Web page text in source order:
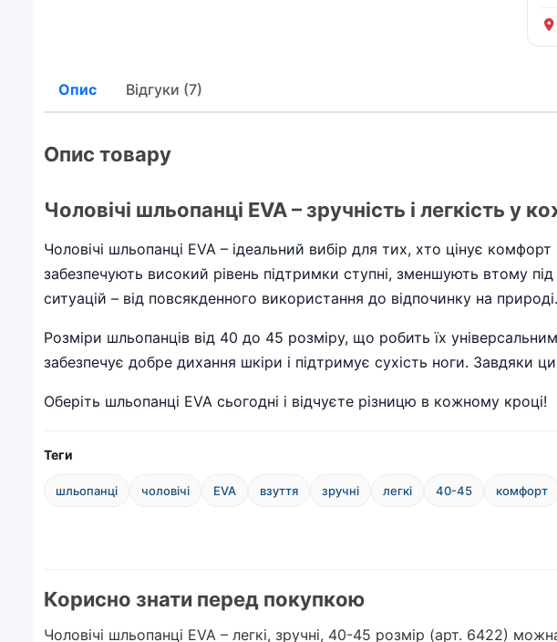
Опис Відгуки (7)
Опис товару
Чоловічі шльопанці EVA – зручність і легкість у
Чоловічі шльопанці EVA – ідеальний вибір для тих, хто цінує
забезпечують високий рівень підтримки ступні, зменшують втому
ситуацій – від повсякденного використання до відпочинку на природі.
Розміри шльопанців від 40 до 45 розміру, що робить їх
забезпечує добре дихання шкіри і підтримує сухість ноги. Завдяки
Оберіть шльопанці EVA сьогодні і відчуєте різницю в кожному кроці!
Теги
шльопанці чоловічі EVA взуття зручні легкі 40-45 комфорт
Корисно знати перед покупкою
Чоловічі шльопанці EVA – легкі, зручні, 40-45 розмір (арт. 6422)